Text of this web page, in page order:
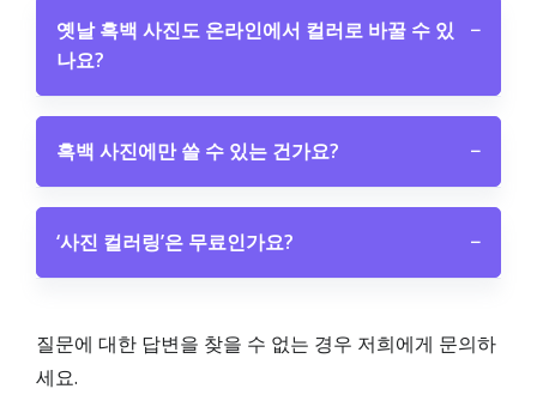
옛날 흑백 사진도 온라인에서 컬러로 바꿀 수 있
나요?
−
흑백 사진에만 쓸 수 있는 건가요? −
‘사진 컬러링’은 무료인가요? −
질문에 대한 답변을 찾을 수 없는 경우 저희에게 문의하
세요.